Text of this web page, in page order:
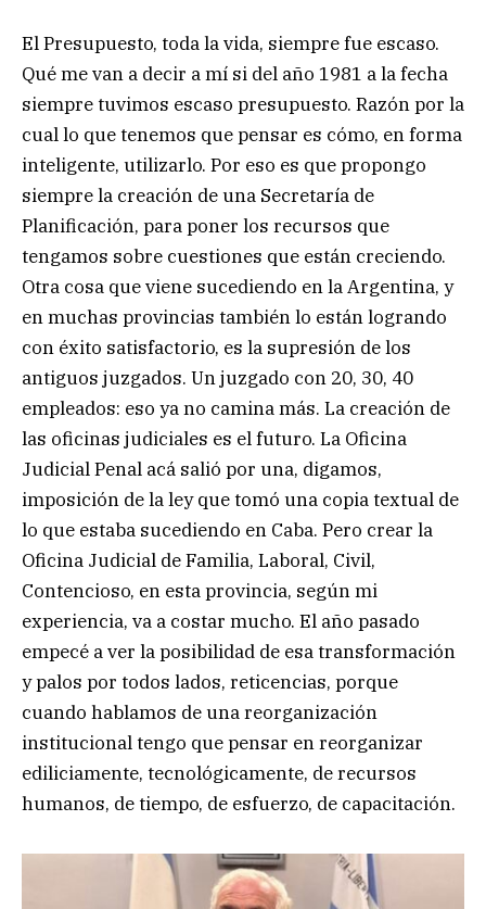
El Presupuesto, toda la vida, siempre fue escaso.
Qué me van a decir a mí si del año 1981 a la fecha
siempre tuvimos escaso presupuesto. Razón por la
cual lo que tenemos que pensar es cómo, en forma
inteligente, utilizarlo. Por eso es que propongo
siempre la creación de una Secretaría de
Planificación, para poner los recursos que
tengamos sobre cuestiones que están creciendo.
Otra cosa que viene sucediendo en la Argentina, y
en muchas provincias también lo están logrando
con éxito satisfactorio, es la supresión de los
antiguos juzgados. Un juzgado con 20, 30, 40
empleados: eso ya no camina más. La creación de
las oficinas judiciales es el futuro. La Oficina
Judicial Penal acá salió por una, digamos,
imposición de la ley que tomó una copia textual de
lo que estaba sucediendo en Caba. Pero crear la
Oficina Judicial de Familia, Laboral, Civil,
Contencioso, en esta provincia, según mi
experiencia, va a costar mucho. El año pasado
empecé a ver la posibilidad de esa transformación
y palos por todos lados, reticencias, porque
cuando hablamos de una reorganización
institucional tengo que pensar en reorganizar
ediliciamente, tecnológicamente, de recursos
humanos, de tiempo, de esfuerzo, de capacitación.